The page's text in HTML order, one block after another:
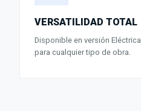
VERSATILIDAD TOTAL
Disponible en versión
para cualquier tipo de obra.